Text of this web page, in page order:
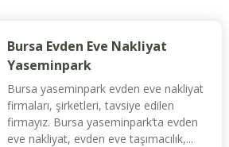
Bursa Evden Eve Nakliyat
Yaseminpark
Bursa yaseminpark evden eve nakliyat
firmaları, şirketleri, tavsiye edilen
firmayız. Bursa yaseminpark’ta evden
eve nakliyat, evden eve taşımacılık,...